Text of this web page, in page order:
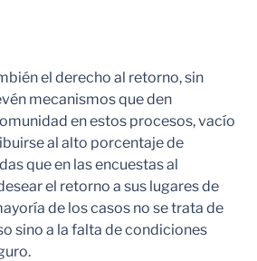
el derecho al retorno, sin
mecanismos que den
en estos procesos, vacío
al alto porcentaje de
que en las encuestas al
el retorno a sus lugares de
de los casos no se trata de
sino a la falta de condiciones